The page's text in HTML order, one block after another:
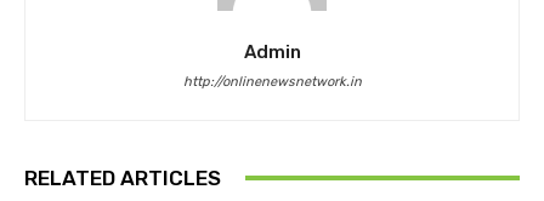
Admin
http://onlinenewsnetwork.in
RELATED ARTICLES